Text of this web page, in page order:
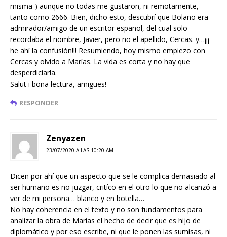
misma-) aunque no todas me gustaron, ni remotamente,
tanto como 2666. Bien, dicho esto, descubrí que Bolaño era
admirador/amigo de un escritor español, del cual solo
recordaba el nombre, Javier, pero no el apellido, Cercas. y…¡¡¡
he ahí la confusión!!! Resumiendo, hoy mismo empiezo con
Cercas y olvido a Marías. La vida es corta y no hay que
desperdiciarla.
Salut i bona lectura, amigues!
RESPONDER
Zenyazen
23/07/2020 A LAS 10:20 AM
Dicen por ahí que un aspecto que se le complica demasiado al
ser humano es no juzgar, critíco en el otro lo que no alcanzó a
ver de mi persona… blanco y en botella…
No hay coherencia en el texto y no son fundamentos para
analizar la obra de Marías el hecho de decir que es hijo de
diplomático y por eso escribe, ni que le ponen las sumisas, ni